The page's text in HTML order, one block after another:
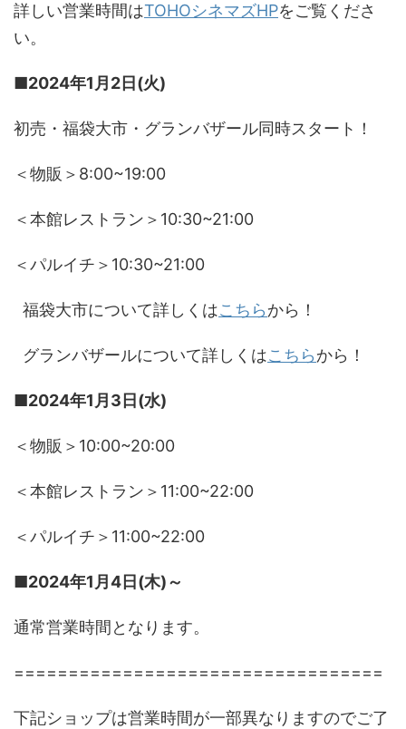
詳しい営業時間はTOHOシネマズHPをご覧くださ
い。
■2024年1月2日(火)
初売・福袋大市・グランバザール同時スタート！
＜物販＞8:00~19:00
＜本館レストラン＞10:30~21:00
＜パルイチ＞10:30~21:00
福袋大市について詳しくはこちらから！
グランバザールについて詳しくはこちらから！
■2024年1月3日(水)
＜物販＞10:00~20:00
＜本館レストラン＞11:00~22:00
＜パルイチ＞11:00~22:00
■2024年1月4日(木)～
通常営業時間となります。
==================================
下記ショップは営業時間が一部異なりますのでご了